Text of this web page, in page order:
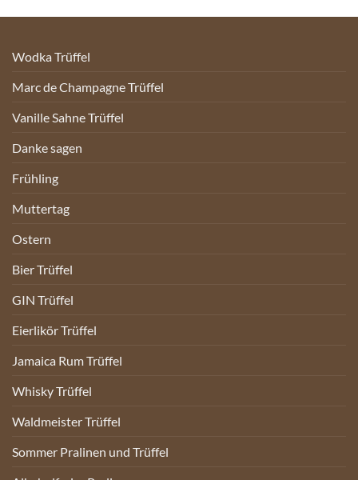
Wodka Trüffel
Marc de Champagne Trüffel
Vanille Sahne Trüffel
Danke sagen
Frühling
Muttertag
Ostern
Bier Trüffel
GIN Trüffel
Eierlikör Trüffel
Jamaica Rum Trüffel
Whisky Trüffel
Waldmeister Trüffel
Sommer Pralinen und Trüffel